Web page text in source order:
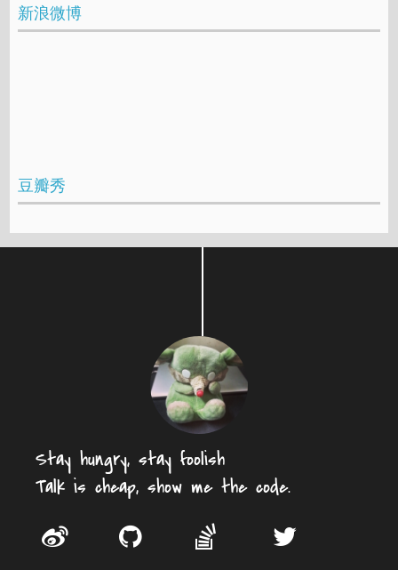
新浪微博
豆瓣秀
Stay hungry, stay foolish
Talk is cheap, show me the code.